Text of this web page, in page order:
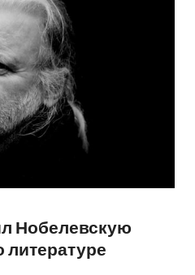
Нобелевскую